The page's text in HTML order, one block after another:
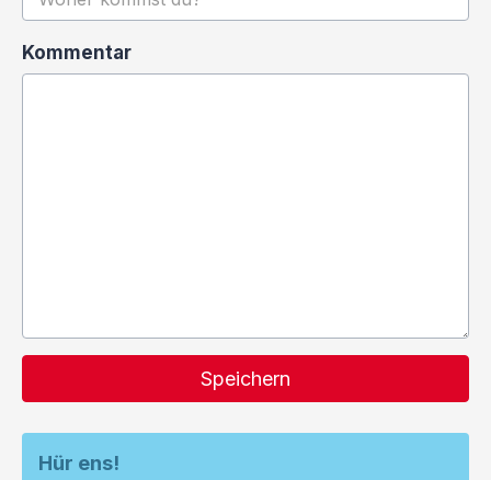
Kommentar
Speichern
Hür ens!